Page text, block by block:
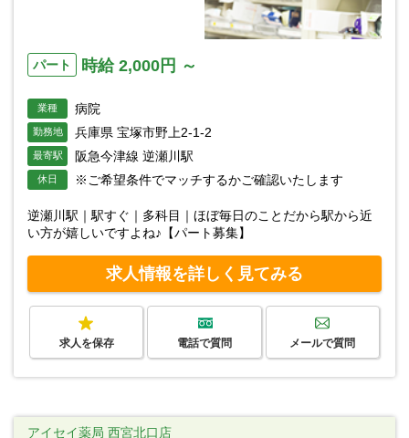
パート 時給 2,000円 ～
業種 病院
勤務地 兵庫県 宝塚市野上2-1-2
最寄駅 阪急今津線 逆瀬川駅
休日 ※ご希望条件でマッチするかご確認いたします
逆瀬川駅｜駅すぐ｜多科目｜ほぼ毎日のことだから駅から近
い方が嬉しいですよね♪【パート募集】
求人情報を詳しく見てみる
求人を保存 電話で質問 メールで質問
アイセイ薬局 西宮北口店